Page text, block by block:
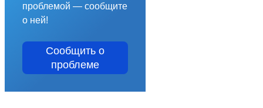
проблемой — сообщите
о ней!
Сообщить о
проблеме